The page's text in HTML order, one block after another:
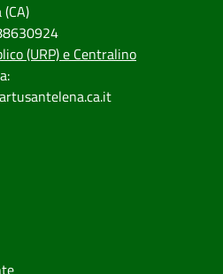
(URP) e Centralino